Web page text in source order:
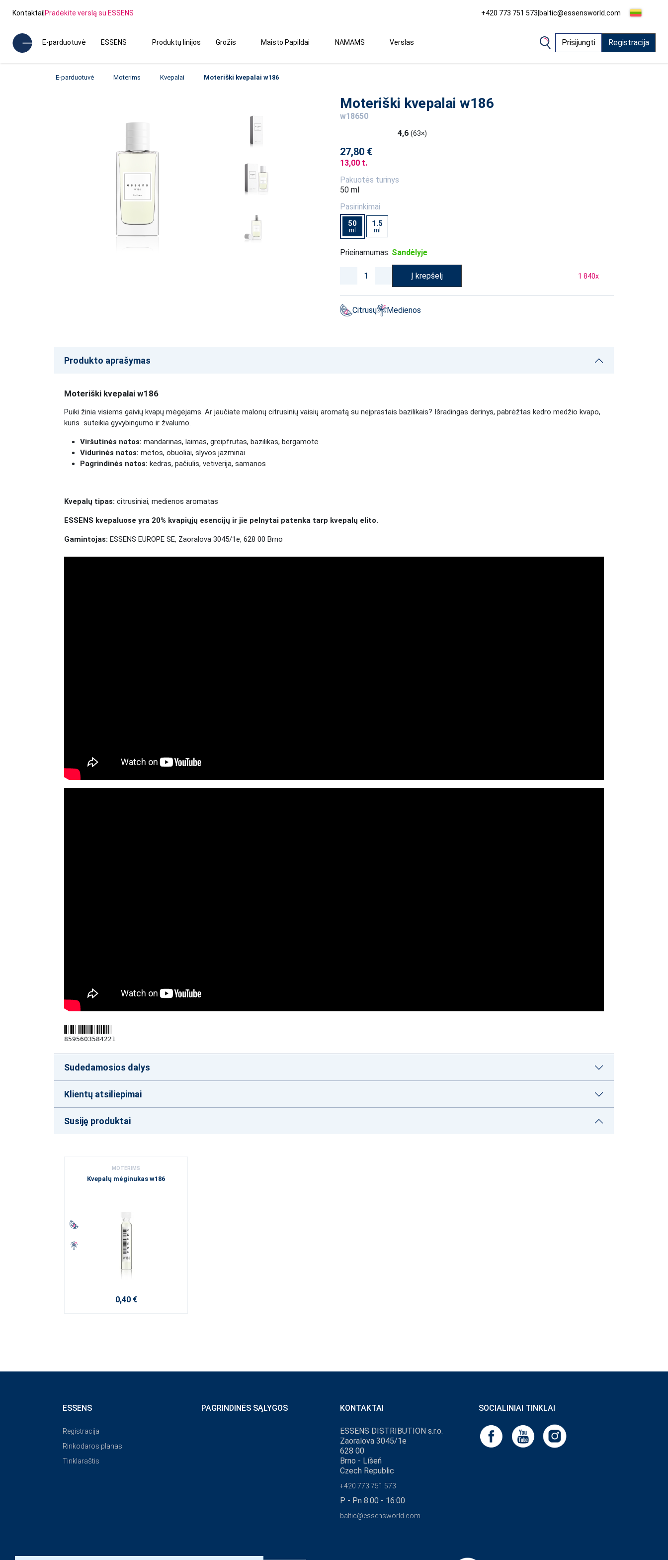
Kontaktai|Pradėkite verslą su ESSENS +420 773 751 573|baltic@essensworld.com
E-parduotuvė ESSENS Produktų linijos Grožis Maisto Papildai NAMAMS Verslas Prisijungti Registracija
E-parduotuvė Moterims Kvepalai Moteriški kvepalai w186
Moteriški kvepalai w186
w18650
4,6 (63×)
27,80 €
13,00 t.
Pakuotės turinys
50 ml
Pasirinkimai
50
ml
1.5
ml
Prieinamumas: Sandėlyje
Į krepšelį 1 840x
Citrusų Medienos
Produkto aprašymas
Moteriški kvepalai w186
Puiki žinia visiems gaivių kvapų mėgėjams. Ar jaučiate malonų citrusinių vaisių aromatą su neįprastais bazilikais? Išradingas derinys, pabrėžtas kedro medžio kvapo,
kuris suteikia gyvybingumo ir žvalumo.
Viršutinės natos: mandarinas, laimas, greipfrutas, bazilikas, bergamotė
Vidurinės natos: mėtos, obuoliai, slyvos jazminai
Pagrindinės natos: kedras, pačiulis, vetiverija, samanos
Kvepalų tipas: citrusiniai, medienos aromatas
ESSENS kvepaluose yra 20% kvapiųjų esencijų ir jie pelnytai patenka tarp kvepalų elito.
Gamintojas: ESSENS EUROPE SE, Zaoralova 3045/1e, 628 00 Brno
8595603584221
Sudedamosios dalys
Klientų atsiliepimai
Susiję produktai
MOTERIMS
Kvepalų mėginukas w186
0,40 €
ESSENS
Registracija
Rinkodaros planas
Tinklaraštis
PAGRINDINĖS SĄLYGOS KONTAKTAI
ESSENS DISTRIBUTION s.r.o.
Zaoralova 3045/1e
628 00
Brno - Líšeň
Czech Republic
+420 773 751 573
P - Pn 8:00 - 16:00
baltic@essensworld.com
SOCIALINIAI TINKLAI